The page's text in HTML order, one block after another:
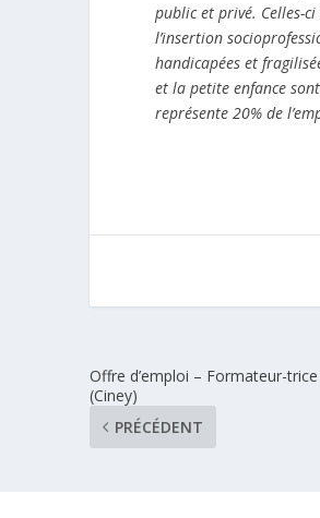
public et privé. Celles-
l’insertion
handicapées et
et la petite enfance
représente 20% de
Offre d’emploi – Formateur-
(Ciney)
PRÉCÉDENT